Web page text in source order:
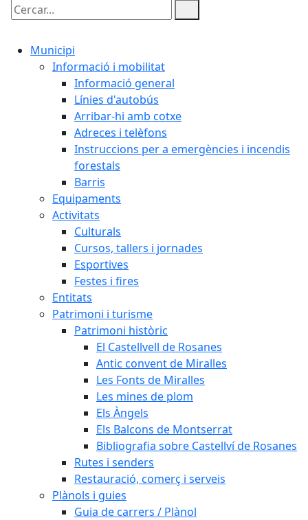
Cercar:
Municipi
Informació i mobilitat
Informació general
Línies d'autobús
Arribar-hi amb cotxe
Adreces i telèfons
Instruccions per a emergències i incendis
forestals
Barris
Equipaments
Activitats
Culturals
Cursos, tallers i jornades
Esportives
Festes i fires
Entitats
Patrimoni i turisme
Patrimoni històric
El Castellvell de Rosanes
Antic convent de Miralles
Les Fonts de Miralles
Les mines de plom
Els Àngels
Els Balcons de Montserrat
Bibliografia sobre Castellví de Rosanes
Rutes i senders
Restauració, comerç i serveis
Plànols i guies
Guia de carrers / Plànol